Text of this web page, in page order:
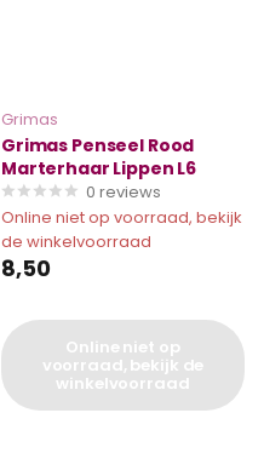
Grimas
Grimas Penseel Rood
Marterhaar Lippen L6
0 reviews
Online niet op voorraad, bekijk
de winkelvoorraad
8,50
Online niet op
voorraad, bekijk de
winkelvoorraad